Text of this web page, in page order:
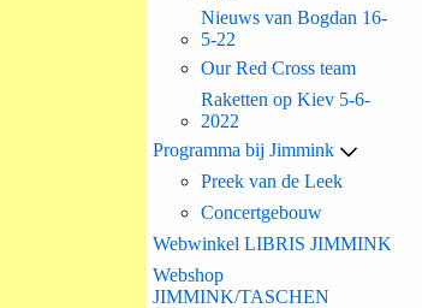
Nieuws van Bogdan 16-
5-22
Our Red Cross team
Raketten op Kiev 5-6-
2022
Programma bij Jimmink
Preek van de Leek
Concertgebouw
Webwinkel LIBRIS JIMMINK
Webshop
JIMMINK/TASCHEN